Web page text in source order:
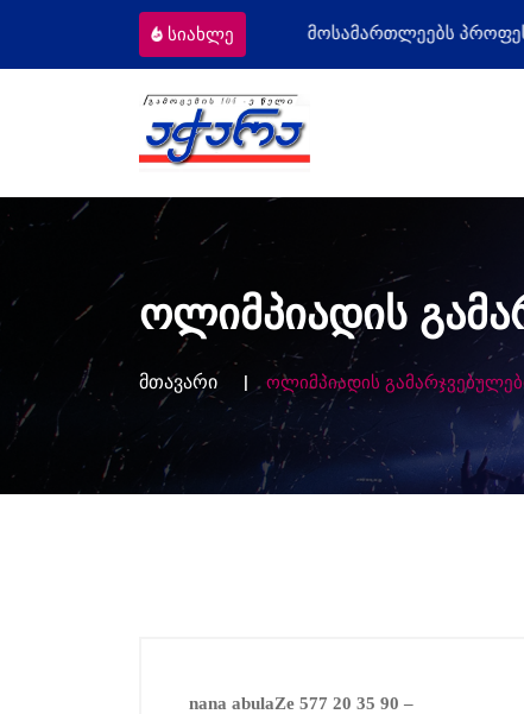
სიახლე მოსამართლეებს
ოლიმპიადის
მთავარი ოლიმპიადის
nana abulaZe 577 20 35 90 –